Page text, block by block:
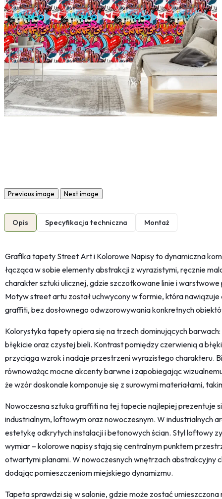
Previous image Next image
Opis Specyfikacja techniczna Montaż
Grafika tapety Street Art i Kolorowe Napisy to dynamiczna
łącząca w sobie elementy abstrakcji z wyrazistymi, ręcznie
charakter sztuki ulicznej, gdzie szczotkowane linie i
Motyw street artu został uchwycony w formie, która
graffiti, bez dosłownego odwzorowywania konkretnych
Kolorystyka tapety opiera się na trzech dominujących
błękicie oraz czystej bieli. Kontrast pomiędzy czerwienią a
przyciąga wzrok i nadaje przestrzeni wyrazistego charakteru.
równoważąc mocne akcenty barwne i zapobiegając
że wzór doskonale komponuje się z surowymi materiałami,
Nowoczesna sztuka graffiti na tej tapecie najlepiej prezentuje
industrialnym, loftowym oraz nowoczesnym. W industrialnych
estetykę odkrytych instalacji i betonowych ścian. Styl loftowy
wymiar – kolorowe napisy stają się centralnym punktem
otwartymi planami. W nowoczesnych wnętrzach abstrakcyjny
dodając pomieszczeniom miejskiego dynamizmu.
Tapeta sprawdzi się w salonie, gdzie może zostać